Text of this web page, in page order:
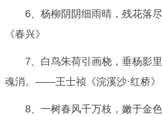
6、杨柳阴阴细雨晴，残花落
《春兴》
7、白鸟朱荷引画桡，垂杨影
魂消。——王士祯《浣溪沙·红桥》
8、一树春风千万枝，嫩于金